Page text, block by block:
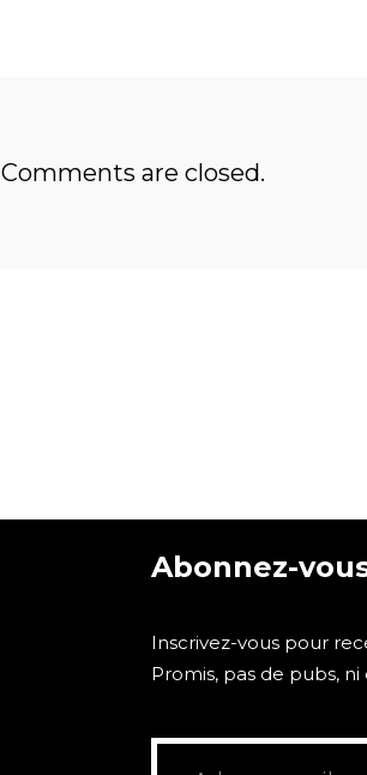
Comments are closed.
Abonnez-
Inscrivez-vous pour
Promis, pas de pubs, ni